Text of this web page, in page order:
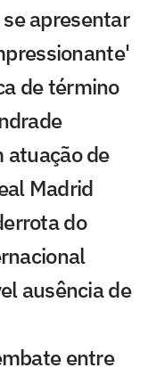
apresentar
de término
atuação de
Madrid
do
ausência de
entre